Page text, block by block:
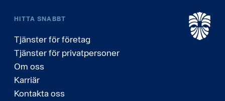
HITTA SNABBT
Tjänster för företag
Tjänster för privatpersoner
Om oss
Karriär
Kontakta oss